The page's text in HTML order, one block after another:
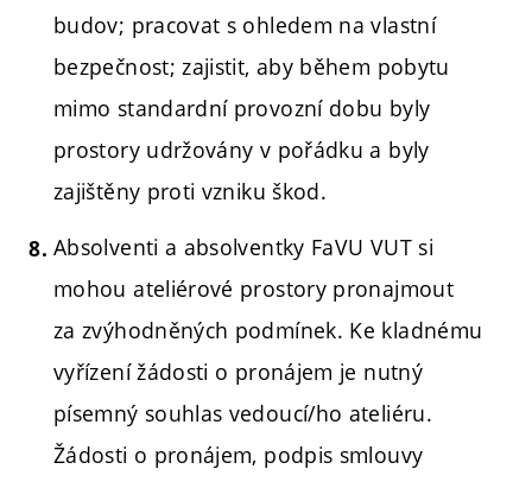
budov; pracovat s ohledem na vlastní
bezpečnost; zajistit, aby během pobytu
mimo standardní provozní dobu byly
prostory udržovány v pořádku a byly
zajištěny proti vzniku škod.
Absolventi a absolventky FaVU VUT si
mohou ateliérové prostory pronajmout
za zvýhodněných podmínek. Ke kladnému
vyřízení žádosti o pronájem je nutný
písemný souhlas vedoucí/ho ateliéru.
Žádosti o pronájem, podpis smlouvy